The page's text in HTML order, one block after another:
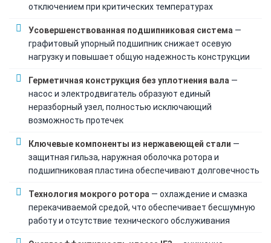
отключением при критических температурах
Усовершенствованная подшипниковая система —
графитовый упорный подшипник снижает осевую
нагрузку и повышает общую надежность конструкции
Герметичная конструкция без уплотнения вала —
насос и электродвигатель образуют единый
неразборный узел, полностью исключающий
возможность протечек
Ключевые компоненты из нержавеющей стали —
защитная гильза, наружная оболочка ротора и
подшипниковая пластина обеспечивают долговечность
Технология мокрого ротора — охлаждение и смазка
перекачиваемой средой, что обеспечивает бесшумную
работу и отсутствие технического обслуживания